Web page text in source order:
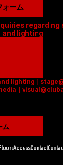
ォーム
regarding
and lighting
lighting｜
｜
ム
AccessContact